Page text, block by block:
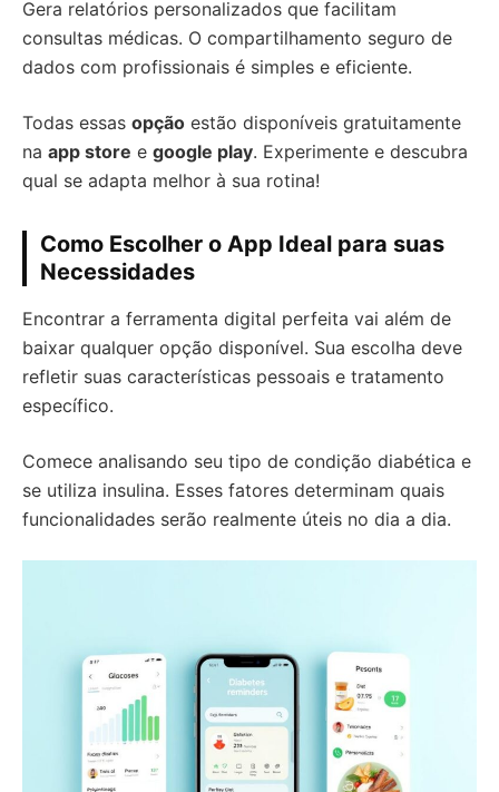
Gera relatórios personalizados que facilitam
consultas médicas. O compartilhamento seguro de
dados com profissionais é simples e eficiente.
Todas essas opção estão disponíveis gratuitamente
na app store e google play. Experimente e descubra
qual se adapta melhor à sua rotina!
Como Escolher o App Ideal para suas
Necessidades
Encontrar a ferramenta digital perfeita vai além de
baixar qualquer opção disponível. Sua escolha deve
refletir suas características pessoais e tratamento
específico.
Comece analisando seu tipo de condição diabética e
se utiliza insulina. Esses fatores determinam quais
funcionalidades serão realmente úteis no dia a dia.